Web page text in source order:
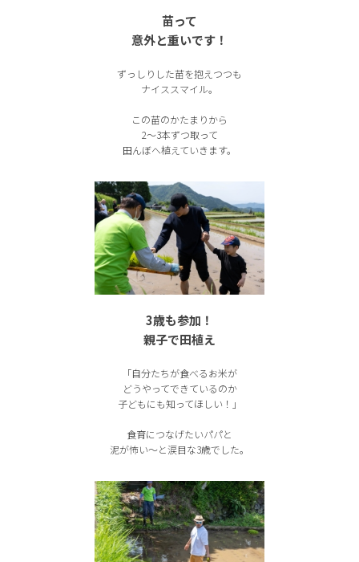
苗って
意外と重いです！
ずっしりした苗を抱えつつも
ナイススマイル。
この苗のかたまりから
2〜3本ずつ取って
田んぼへ植えていきます。
3歳も参加！
親子で田植え
「自分たちが食べるお米が
どうやってできているのか
子どもにも知ってほしい！」
食育につなげたいパパと
泥が怖い〜と涙目な3歳でした。